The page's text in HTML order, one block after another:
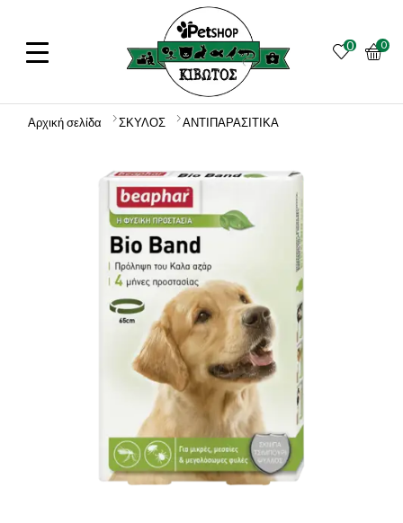
0 0
Αρχική σελίδα ΣΚΥΛΟΣ ΑΝΤΙΠΑΡΑΣΙΤΙΚΑ